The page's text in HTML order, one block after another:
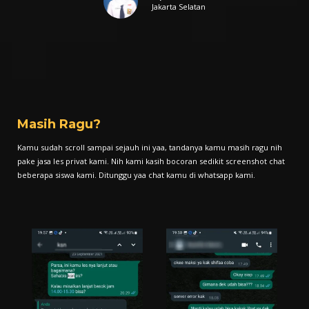
Jakarta Selatan
Masih Ragu?
Kamu sudah scroll sampai sejauh ini yaa, tandanya kamu masih ragu nih
pake jasa les privat kami. Nih kami kasih bocoran sedikit screenshot chat
beberapa siswa kami. Ditunggu yaa chat kamu di whatsapp kami.